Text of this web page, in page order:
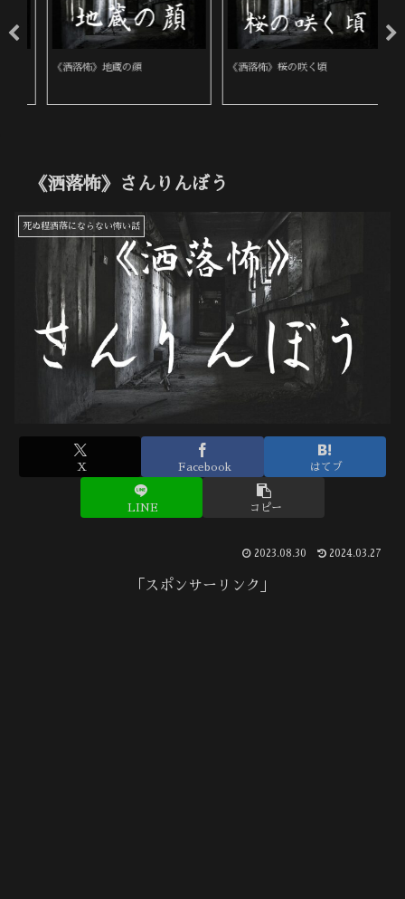
《洒落怖》地蔵の顔 《洒落怖》桜の咲く頃
《洒落怖》さんりんぼう
死ぬ程洒落にならない怖い話
X Facebook はてブ
LINE コピー
2023.08.30 2024.03.27
「スポンサーリンク」